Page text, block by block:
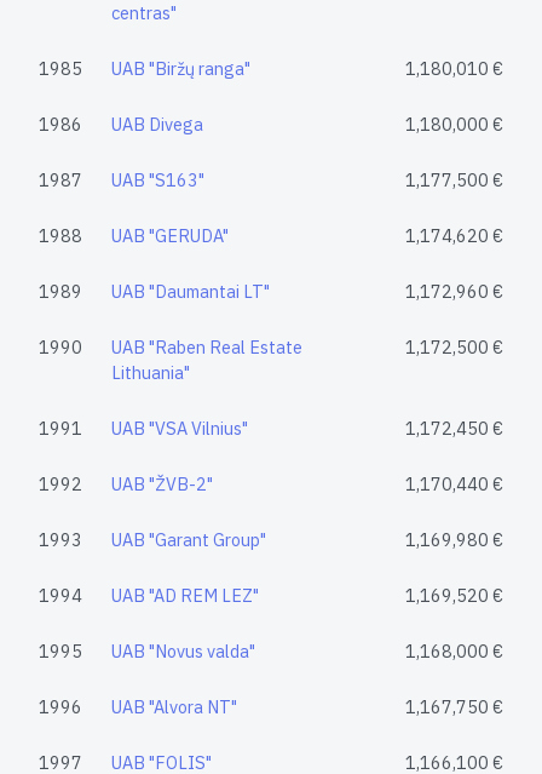
centras"
1985 UAB "Biržų ranga" 1,180,010 €
1986 UAB Divega 1,180,000 €
1987 UAB "S163" 1,177,500 €
1988 UAB "GERUDA" 1,174,620 €
1989 UAB "Daumantai LT" 1,172,960 €
1990
UAB "Raben Real Estate
Lithuania"
1,172,500 €
1991 UAB "VSA Vilnius" 1,172,450 €
1992 UAB "ŽVB-2" 1,170,440 €
1993 UAB "Garant Group" 1,169,980 €
1994 UAB "AD REM LEZ" 1,169,520 €
1995 UAB "Novus valda" 1,168,000 €
1996 UAB "Alvora NT" 1,167,750 €
1997 UAB "FOLIS" 1,166,100 €